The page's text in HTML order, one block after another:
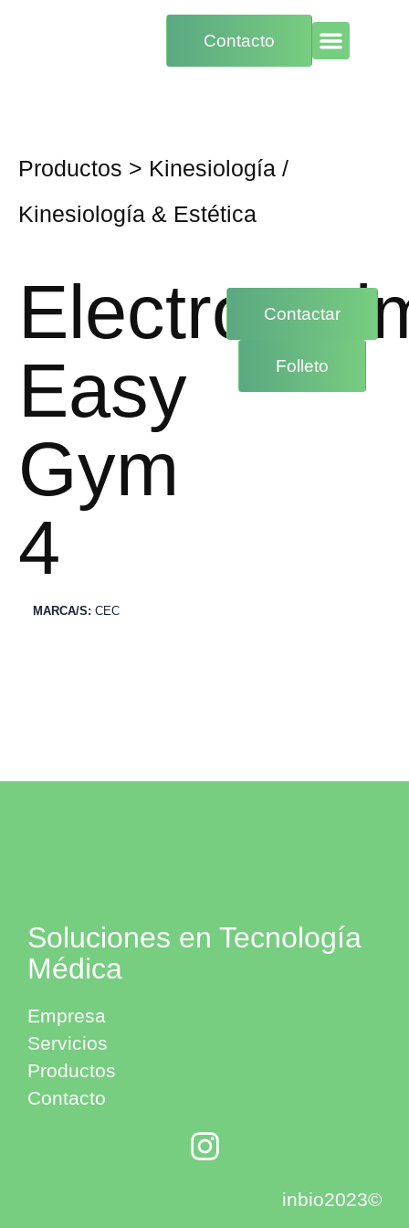
Contacto
Productos > Kinesiología /
Kinesiología & Estética
Easy
Gym
4
MARCA/S: CEC
Contactar
Folleto
Soluciones en Tecnología
Médica
Empresa
Servicios
Productos
Contacto
inbio2023©